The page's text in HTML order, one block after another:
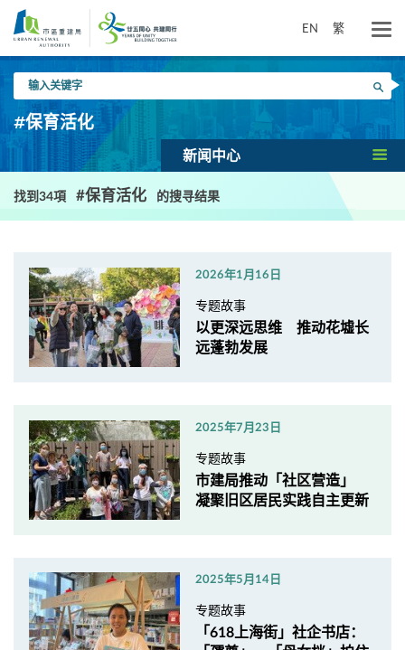
要
EN 繁
入
关
键
搜寻
#保育活化
新闻中心
找到34項 #保育活化 的搜寻结果
2026年1月16日
专题故事
以更深远思维 推动花墟长
远蓬勃发展
2025年7月23日
专题故事
市建局推动「社区营造」
凝聚旧区居民实践自主更新
2025年5月14日
专题故事
「618上海街」社企书店：